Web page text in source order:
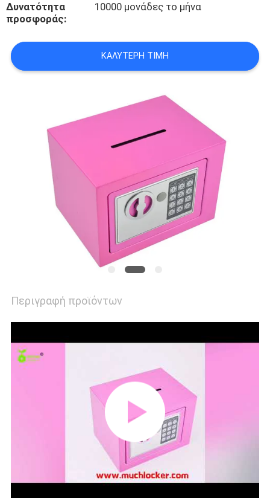
ΈΝΑ
ΑΠΌΣΠΑΣΜΑ
SITEMAP
POLICY
Δυνατότητα
προσφοράς:
10000 μονάδες το μήνα
ΚΑΛΎΤΕΡΗ ΤΙΜΉ
Περιγραφή προϊόντων